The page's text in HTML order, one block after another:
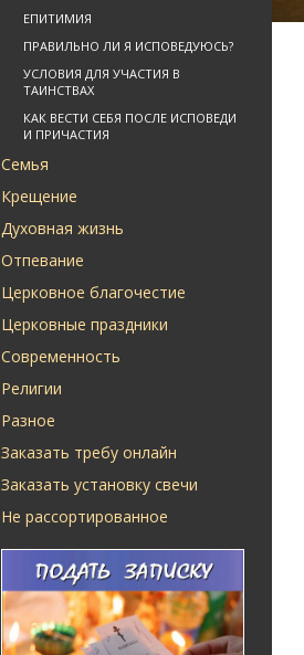
ЕПИТИМИЯ
ПРАВИЛЬНО ЛИ Я ИСПОВЕДУЮСЬ?
УСЛОВИЯ ДЛЯ УЧАСТИЯ В
ТАИНСТВАХ
КАК ВЕСТИ СЕБЯ ПОСЛЕ ИСПОВЕДИ
И ПРИЧАСТИЯ
Семья
Крещение
Духовная жизнь
Отпевание
Церковное благочестие
Церковные праздники
Современность
Религии
Разное
Заказать требу онлайн
Заказать установку свечи
Не рассортированное